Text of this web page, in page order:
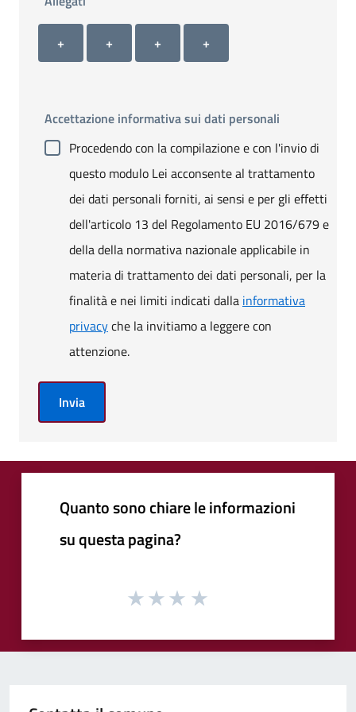
Allegato 1
+
Allegato 2
+
Allegato 3
+
Allegato 4
+
Accettazione informativa sui dati personali
Procedendo con la compilazione e con l'invio di
questo modulo Lei acconsente al trattamento
dei dati personali forniti, ai sensi e per gli effetti
dell'articolo 13 del Regolamento EU 2016/679 e
della della normativa nazionale applicabile in
materia di trattamento dei dati personali, per la
finalità e nei limiti indicati dalla informativa
privacyche la invitiamo a leggere con
attenzione.
Invia
Quanto sono chiare le informazioni
su questa pagina?